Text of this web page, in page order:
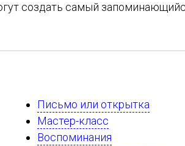
создать самый
Письмо или открытка
Мастер-класс
Воспоминания